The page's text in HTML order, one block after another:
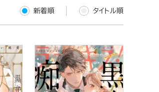
新着順 タイトル順